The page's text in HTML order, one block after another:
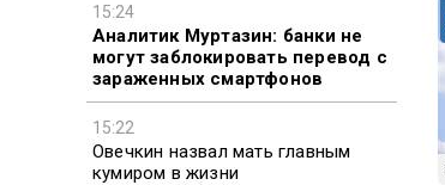
15:24
Аналитик Муртазин: банки не
могут заблокировать перевод с
зараженных смартфонов
15:22
Овечкин назвал мать главным
кумиром в жизни